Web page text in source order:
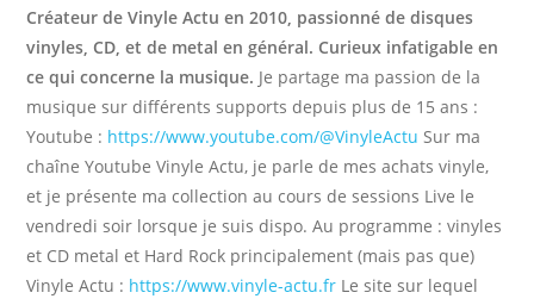
Créateur de Vinyle Actu en 2010, passionné de disques
vinyles, CD, et de metal en général. Curieux infatigable en
ce qui concerne la musique. Je partage ma passion de la
musique sur différents supports depuis plus de 15 ans :
Youtube : https://www.youtube.com/@VinyleActu Sur ma
chaîne Youtube Vinyle Actu, je parle de mes achats vinyle,
et je présente ma collection au cours de sessions Live le
vendredi soir lorsque je suis dispo. Au programme : vinyles
et CD metal et Hard Rock principalement (mais pas que)
Vinyle Actu : https://www.vinyle-actu.fr Le site sur lequel